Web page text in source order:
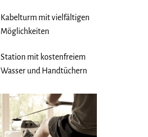
Kabelturm mit vielfältigen
Möglichkeiten
Station mit kostenfreiem
Wasser und Handtüchern